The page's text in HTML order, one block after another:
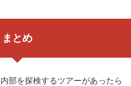
まとめ
部を探検するツアーがあったら